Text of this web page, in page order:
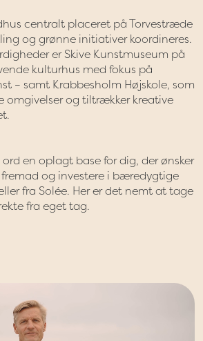
centralt placeret på Torvestræde
og grønne initiativer koordineres.
er Skive Kunstmuseum på
kulturhus med fokus på
– samt Krabbesholm Højskole, som
omgivelser og tiltrækker kreative
en oplagt base for dig, der ønsker
og investere i bæredygtige
fra Solée. Her er det nemt at tage
fra eget tag.